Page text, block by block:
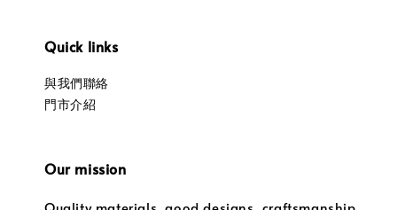
Quick links
與我們聯絡
門市介紹
Our mission